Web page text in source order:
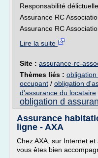
Responsabilité
Assurance RC
Assurance RC
Lire la suite
Site : assurance-rc-
Thèmes liés :
occupant / obligation
d'assurance du locataire
obligation d
Assurance
ligne - AXA
Chez AXA, sur Internet et
vous êtes bien